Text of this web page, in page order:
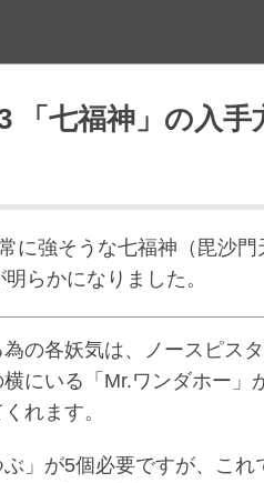
「七福神」の入
に強そうな七福神（毘沙
らかになりました。
の各妖気は、ノースピス
にいる「Mr.ワンダホー
れます。
」が5個必要ですが、こ